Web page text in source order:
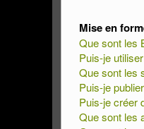
Mise en
Que sont les
Puis-je
Que sont les
Puis-je
Puis-je créer
Que sont les